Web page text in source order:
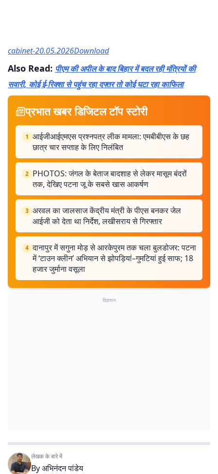
cabinet-20.05.2026Download
Also Read: पीएम की अपील के बाद बिहार में बदल रही मंत्रियों की
सवारी, कोई ई-रिक्शा से पहुंच रहा दफ्तर तो कोई घटा रहा काफिला
प्रभात खबर डिजिटल टॉप स्टोरी
1 आईजीआईएमएस प्रश्नपत्र लीक मामला: एमबीबीएस के छह
छात्र चार सप्ताह के लिए निलंबित
2 PHOTOS: जंगल के बेताज बादशाह से लेकर मासूम बंदरों
तक, देखिए पटना जू के सबसे खास आकर्षण
3 अरवल का जालसाज केंद्रीय मंत्री के पीएस बनकर जेल
आईजी को देता था निर्देश, लखीसराय से गिरफ्तार
4 दानापुर में सगुना मोड़ से आरकेपुरम तक चला बुलडोजर: पटना
में ‘टाउन क्लीन’ अभियान से झोपड़ियां–गुमटियां हुई साफ; 18
हजार जुर्माना वसूला
विज्ञापन
लेखक के बारे में
Byअभिनंदन पांडेय